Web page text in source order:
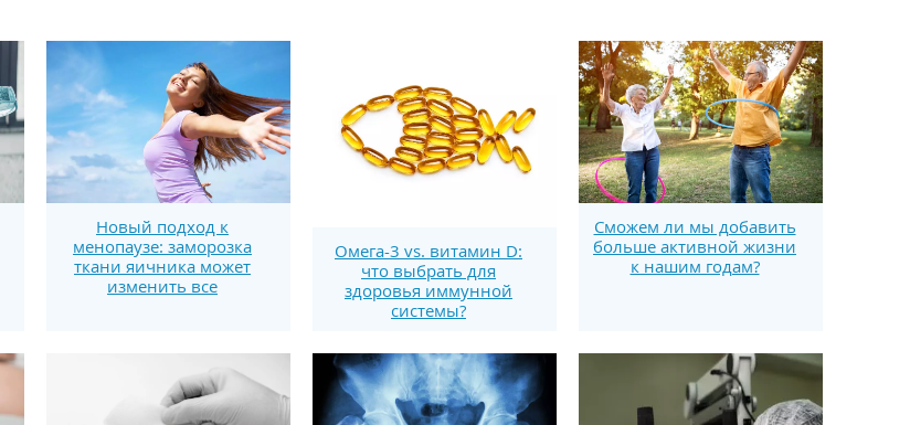
Новый подход к
менопаузе: заморозка
ткани яичника может
изменить все
Омега-3 vs. витамин D:
что выбрать для
здоровья иммунной
системы?
Сможем ли мы добавить
больше активной жизни
к нашим годам?